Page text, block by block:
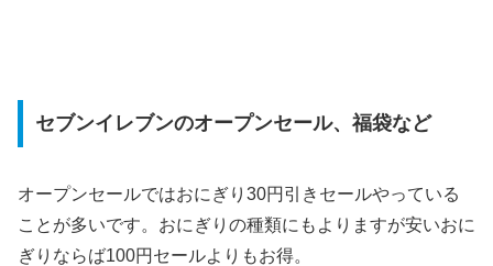
セブンイレブンのオープンセール、福袋など
オープンセールではおにぎり30円引きセールやっている
ことが多いです。おにぎりの種類にもよりますが安いおに
ぎりならば100円セールよりもお得。